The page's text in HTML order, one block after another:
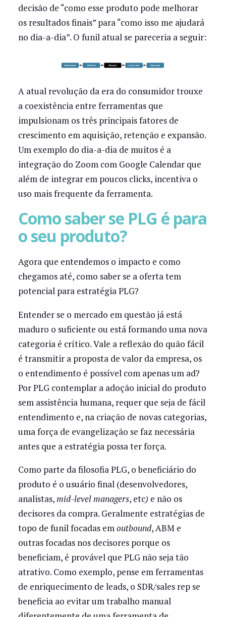
decisão de “como esse produto pode melhorar
os resultados finais” para “como isso me ajudará
no dia-a-dia”. O funil atual se pareceria a seguir:
A atual revolução da era do consumidor trouxe
a coexistência entre ferramentas que
impulsionam os três principais fatores de
crescimento em aquisição, retenção e expansão.
Um exemplo do dia-a-dia de muitos é a
integração do Zoom com Google Calendar que
além de integrar em poucos clicks, incentiva o
uso mais frequente da ferramenta.
Como saber se PLG é para
o seu produto?
Agora que entendemos o impacto e como
chegamos até, como saber se a oferta tem
potencial para estratégia PLG?
Entender se o mercado em questão já está
maduro o suficiente ou está formando uma nova
categoria é crítico. Vale a reflexão do quão fácil
é transmitir a proposta de valor da empresa, os
o entendimento é possível com apenas um ad?
Por PLG contemplar a adoção inicial do produto
sem assistência humana, requer que seja de fácil
entendimento e, na criação de novas categorias,
uma força de evangelização se faz necessária
antes que a estratégia possa ter força.
Como parte da filosofia PLG, o beneficiário do
produto é o usuário final (desenvolvedores,
analistas,mid-level managers, etc) e não os
decisores da compra. Geralmente estratégias de
topo de funil focadas emoutbound, ABM e
outras focadas nos decisores porque os
beneficiam, é provável que PLG não seja tão
atrativo. Como exemplo, pense em ferramentas
de enriquecimento de leads, o SDR/sales rep se
beneficia ao evitar um trabalho manual